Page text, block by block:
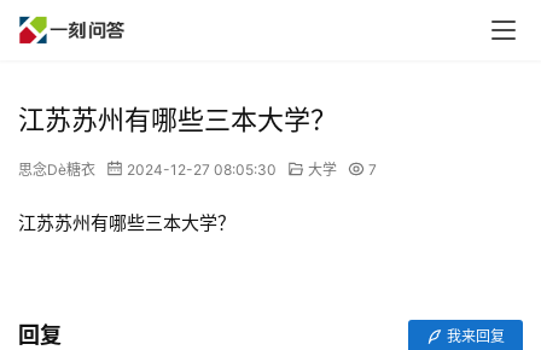
江苏苏州有哪些三本大学？
思念Dè糖衣 2024-12-27 08:05:30 大学 7
江苏苏州有哪些三本大学？
回复 我来回复